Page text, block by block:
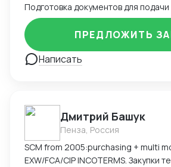
Написать
ПРЕДЛОЖИТЬ
Дмитрий Башук
Пенза, Россия
SCM from 2005:purchasing + multi
EXW/FCA/CIP INCOTERMS. Закупки